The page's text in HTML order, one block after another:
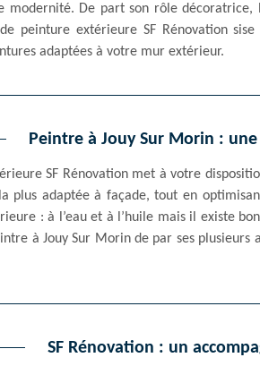
modernité. De part son rôle
peinture extérieure SF Rénovation
adaptées à votre mur extérieur.
Peintre à Jouy Sur Morin :
SF Rénovation met à votre
plus adaptée à façade, tout en
: à l’eau et à l’huile mais il existe
à Jouy Sur Morin de par ses
SF Rénovation : un